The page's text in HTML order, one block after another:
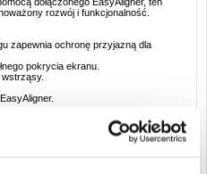
rozwój i funkcjonalność.
zapewnia ochronę przyjazną dla
pokrycia ekranu.
niezawodnej ochrony z